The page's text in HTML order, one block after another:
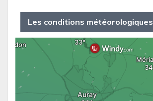
Les conditions météorologiques